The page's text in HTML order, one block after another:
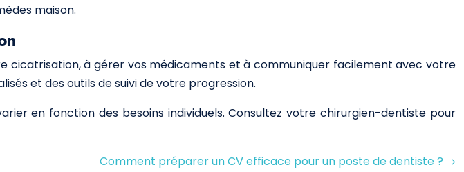
maison.
cicatrisation, à gérer vos médicaments et à communiquer facilement avec votre
et des outils de suivi de votre progression.
en fonction des besoins individuels. Consultez votre chirurgien-dentiste pour
Comment préparer un CV efficace pour un poste de dentiste ?